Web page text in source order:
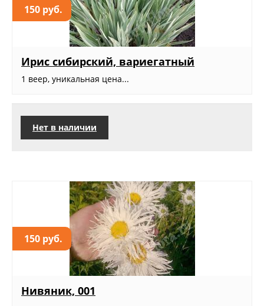
150 руб.
Ирис сибирский, вариегатный
1 веер, уникальная цена...
Нет в наличии
150 руб.
Нивяник, 001